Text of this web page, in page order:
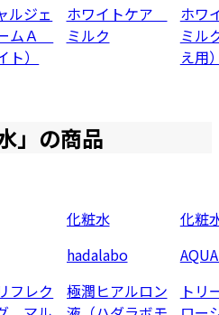
ルジェ
ムＡ
ト）
ホワイトケア
ミルク
ホワ
ミル
え用
」の商品
フレク
化粧水
hadalabo
極潤ヒアルロン
化粧
トリ